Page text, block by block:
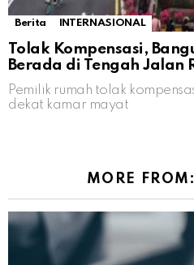
Berita INTERNASIONAL
Tolak Kompensasi,
Berada di Tengah Jalan
Pemilik rumah tolak
dekat kamar mayat
MORE FROM: